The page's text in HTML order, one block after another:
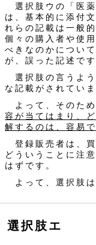
選択肢ウの「医薬
は、基本的に添付
れらの記載は一般
個々の購入者や使
べきなのかについ
が、誤った記述です
選択肢の言うよう
な記載がされていま
よって、そのため
容が当てはまり、
解するのは、容易
登録販売者は、買
どういうことに注
はずです。
よって、選択肢は
選択肢エ